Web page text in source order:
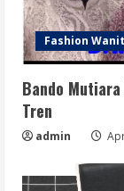
Fashion
Bando
Tren
admin